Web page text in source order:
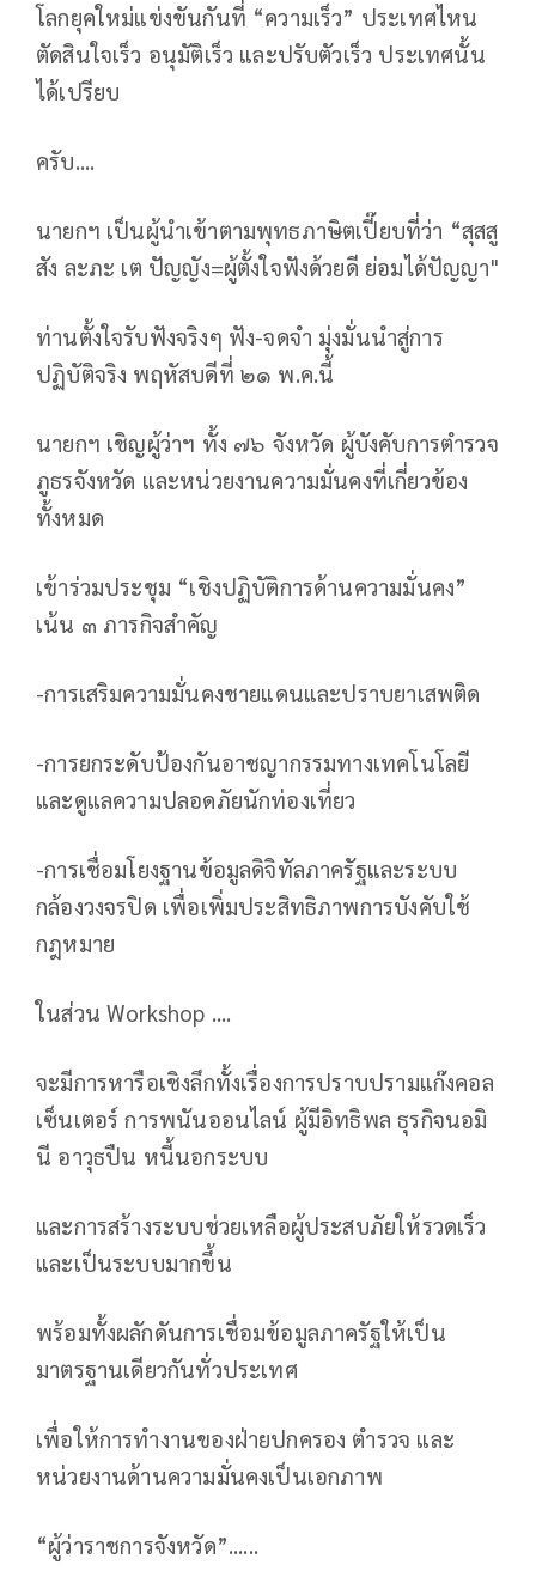
โลกยุคใหม่แข่งขันกันที่ “ความเร็ว” ประเทศไหน
ตัดสินใจเร็ว อนุมัติเร็ว และปรับตัวเร็ว ประเทศนั้น
ได้เปรียบ
ครับ....
นายกฯ เป็นผู้นำเข้าตามพุทธภาษิตเปี๊ยบที่ว่า “สุสสู
สัง ละภะ เต ปัญญัง=ผู้ตั้งใจฟังด้วยดี ย่อมได้ปัญญา"
ท่านตั้งใจรับฟังจริงๆ ฟัง-จดจำ มุ่งมั่นนำสู่การ
ปฏิบัติจริง พฤหัสบดีที่ ๒๑ พ.ค.นี้
นายกฯ เชิญผู้ว่าฯ ทั้ง ๗๖ จังหวัด ผู้บังคับการตำรวจ
ภูธรจังหวัด และหน่วยงานความมั่นคงที่เกี่ยวข้อง
ทั้งหมด
เข้าร่วมประชุม “เชิงปฏิบัติการด้านความมั่นคง”
เน้น ๓ ภารกิจสำคัญ
-การเสริมความมั่นคงชายแดนและปราบยาเสพติด
-การยกระดับป้องกันอาชญากรรมทางเทคโนโลยี
และดูแลความปลอดภัยนักท่องเที่ยว
-การเชื่อมโยงฐานข้อมูลดิจิทัลภาครัฐและระบบ
กล้องวงจรปิด เพื่อเพิ่มประสิทธิภาพการบังคับใช้
กฎหมาย
ในส่วน Workshop ....
จะมีการหารือเชิงลึกทั้งเรื่องการปราบปรามแก๊งคอล
เซ็นเตอร์ การพนันออนไลน์ ผู้มีอิทธิพล ธุรกิจนอมิ
นี อาวุธปืน หนี้นอกระบบ
และการสร้างระบบช่วยเหลือผู้ประสบภัยให้รวดเร็ว
และเป็นระบบมากขึ้น
พร้อมทั้งผลักดันการเชื่อมข้อมูลภาครัฐให้เป็น
มาตรฐานเดียวกันทั่วประเทศ
เพื่อให้การทำงานของฝ่ายปกครอง ตำรวจ และ
หน่วยงานด้านความมั่นคงเป็นเอกภาพ
“ผู้ว่าราชการจังหวัด”......